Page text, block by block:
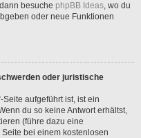
besuche phpBB Ideas, wo du
oder neue Funktionen
oder juristische
Seite aufgeführt ist, ist ein
du so keine Antwort erhältst,
(führe dazu eine
bei einem kostenlosen